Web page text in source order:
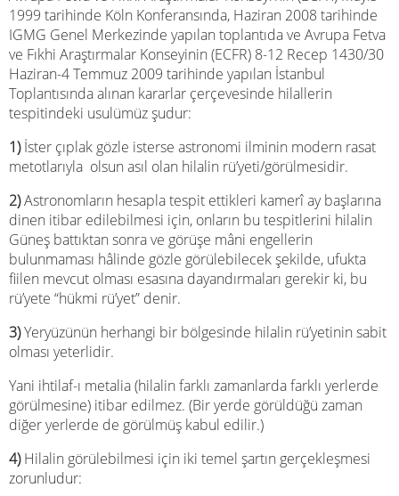
1999 tarihinde Köln Konferansında, Haziran 2008 tarihinde
IGMG Genel Merkezinde yapılan toplantıda ve Avrupa Fetva
ve Fıkhi Araştırmalar Konseyinin (ECFR) 8-12 Recep 1430/30
Haziran-4 Temmuz 2009 tarihinde yapılan İstanbul
Toplantısında alınan kararlar çerçevesinde hilallerin
tespitindeki usulümüz şudur:
1)İster çıplak gözle isterse astronomi ilminin modern rasat
metotlarıyla olsun asıl olan hilalin rü’yeti/görülmesidir.
2)Astronomların hesapla tespit ettikleri kamerî ay başlarına
dinen itibar edilebilmesi için, onların bu tespitlerini hilalin
Güneş battıktan sonra ve görüşe mâni engellerin
bulunmaması hâlinde gözle görülebilecek şekilde, ufukta
fiilen mevcut olması esasına dayandırmaları gerekir ki, bu
rü’yete “hükmi rü’yet” denir.
3)Yeryüzünün herhangi bir bölgesinde hilalin rü’yetinin sabit
olması yeterlidir.
Yani ihtilaf-ı metalia (hilalin farklı zamanlarda farklı yerlerde
görülmesine) itibar edilmez. (Bir yerde görüldüğü zaman
diğer yerlerde de görülmüş kabul edilir.)
4)Hilalin görülebilmesi için iki temel şartın gerçekleşmesi
zorunludur: